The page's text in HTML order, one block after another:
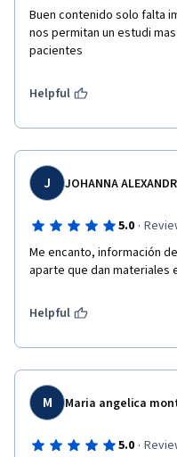
Buen contenido solo falta
nos permitan un estudi
pacientes
Helpful
J JOHANNA
5.0 ·
Me encanto, información
aparte que dan materiales
Helpful
M Maria angelica
5.0 ·